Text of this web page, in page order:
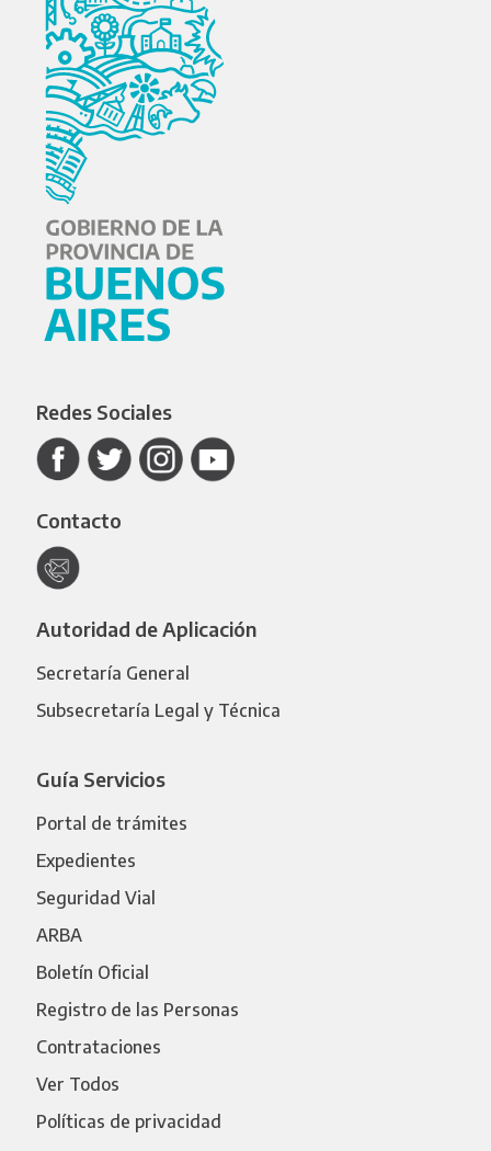
Redes Sociales
Contacto
Autoridad de Aplicación
Secretaría General
Subsecretaría Legal y Técnica
Guía Servicios
Portal de trámites
Expedientes
Seguridad Vial
ARBA
Boletín Oficial
Registro de las Personas
Contrataciones
Ver Todos
Políticas de privacidad